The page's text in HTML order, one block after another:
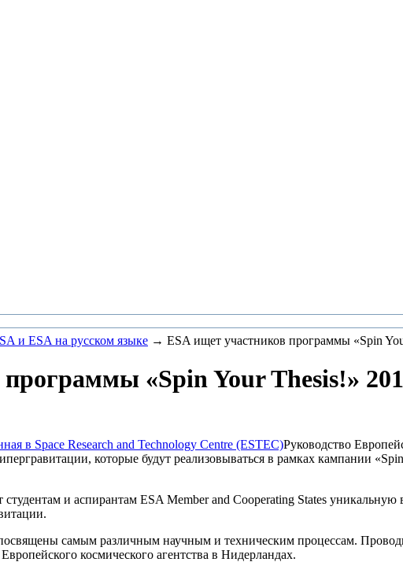
и ESA на русском языке → ESA ищет участников программы «Spin
«Spin Your Thesis!»
Руководство
которые будут реализовываться в рамках кампании
и аспирантам ESA Member and Cooperating States
самым различным научным и техническим процессам.
космического агентства в Нидерландах.